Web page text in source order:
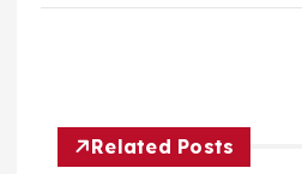
Related Posts